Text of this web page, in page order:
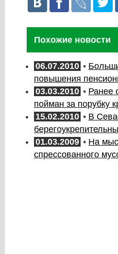
Похожие новости
06.07.2010 •
повышения
03.03.2010 • Ранее
пойман за порубку
15.02.2010 • В
01.03.2009 • На
спрессованного